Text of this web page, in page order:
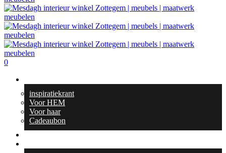
search
0
inspiratiekrant
Voor HEM
Voor haar
Cadeaubon